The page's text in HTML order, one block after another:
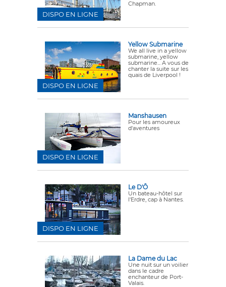
Chapman.
DISPO EN LIGNE
Yellow Submarine
We all live in a yellow
submarine, yellow
submarine... A vous de
chanter la suite sur les
quais de Liverpool !
DISPO EN LIGNE
Manshausen
Pour les amoureux
d'aventures
DISPO EN LIGNE
Le D'Ô
Un bateau-hôtel sur
l'Erdre, cap à Nantes.
DISPO EN LIGNE
La Dame du Lac
Une nuit sur un voilier
dans le cadre
enchanteur de Port-
Valais.